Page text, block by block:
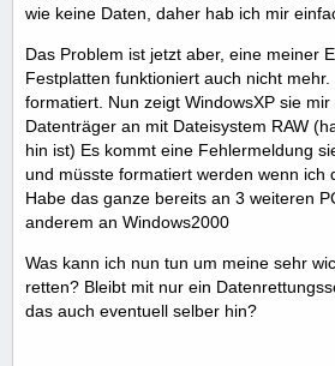
wie keine Daten, daher hab ich mir
Das Problem ist jetzt aber, eine meiner
Festplatten funktioniert auch nicht
formatiert. Nun zeigt WindowsXP sie
Datenträger an mit Dateisystem RAW
hin ist) Es kommt eine Fehlermeldung
und müsste formatiert werden wenn ich
Habe das ganze bereits an 3 weiteren
anderem an Windows2000
Was kann ich nun tun um meine sehr
retten? Bleibt mit nur ein
das auch eventuell selber hin?